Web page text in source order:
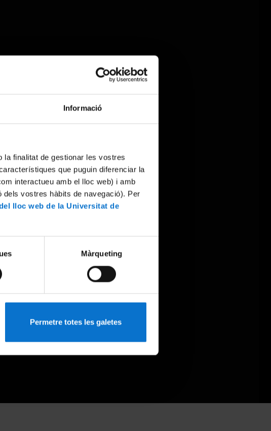
Informació
la finalitat de gestionar les vostres
que puguin diferenciar la
interactueu amb el lloc web) i amb
dels vostres hàbits de navegació). Per
lloc web de la Universitat de
Màrqueting
Permetre totes les galetes